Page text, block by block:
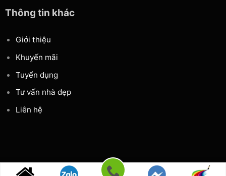
Thông tin khác
Giới thiệu
Khuyến mãi
Tuyển dụng
Tư vấn nhà đẹp
Liên hệ